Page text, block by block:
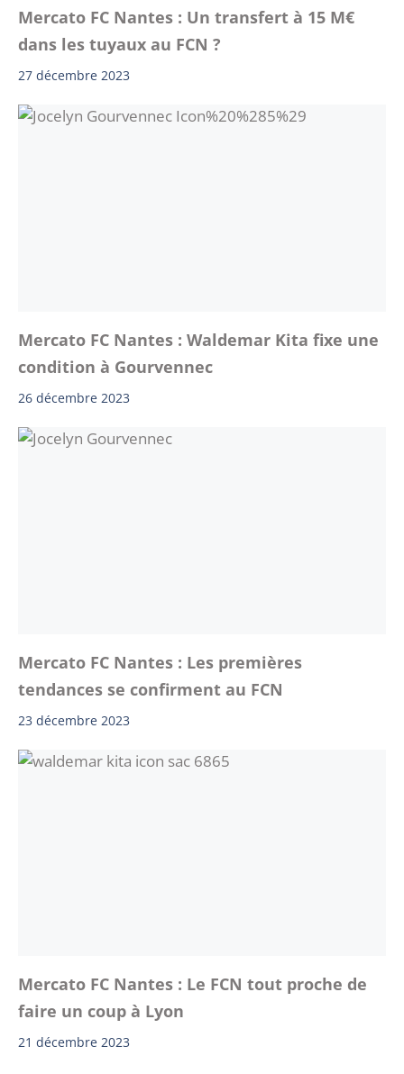
Mercato FC Nantes : Un transfert à 15 M€
dans les tuyaux au FCN ?
27 décembre 2023
Mercato FC Nantes : Waldemar Kita fixe une
condition à Gourvennec
26 décembre 2023
Mercato FC Nantes : Les premières
tendances se confirment au FCN
23 décembre 2023
Mercato FC Nantes : Le FCN tout proche de
faire un coup à Lyon
21 décembre 2023